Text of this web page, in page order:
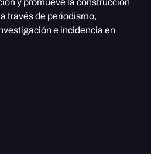
y promueve la construcción
través de periodismo,
e incidencia en